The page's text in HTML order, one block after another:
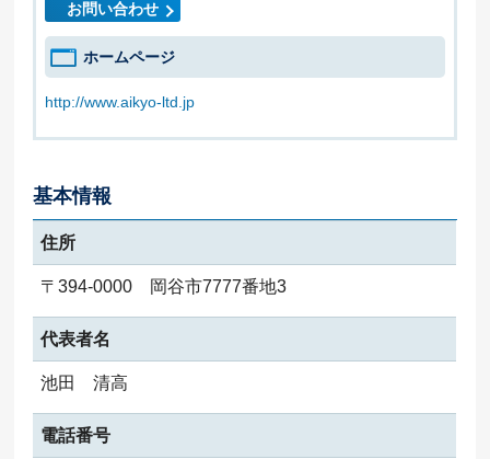
お問い合わせ
ホームページ
http://www.aikyo-ltd.jp
基本情報
住所
〒394-0000 岡谷市7777番地3
代表者名
池田 清高
電話番号